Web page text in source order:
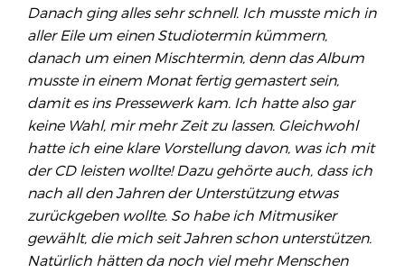
Danach ging alles sehr schnell. Ich musste mich in
aller Eile um einen Studiotermin kümmern,
danach um einen Mischtermin, denn das Album
musste in einem Monat fertig gemastert sein,
damit es ins Pressewerk kam. Ich hatte also gar
keine Wahl, mir mehr Zeit zu lassen. Gleichwohl
hatte ich eine klare Vorstellung davon, was ich mit
der CD leisten wollte! Dazu gehörte auch, dass ich
nach all den Jahren der Unterstützung etwas
zurückgeben wollte. So habe ich Mitmusiker
gewählt, die mich seit Jahren schon unterstützen.
Natürlich hätten da noch viel mehr Menschen